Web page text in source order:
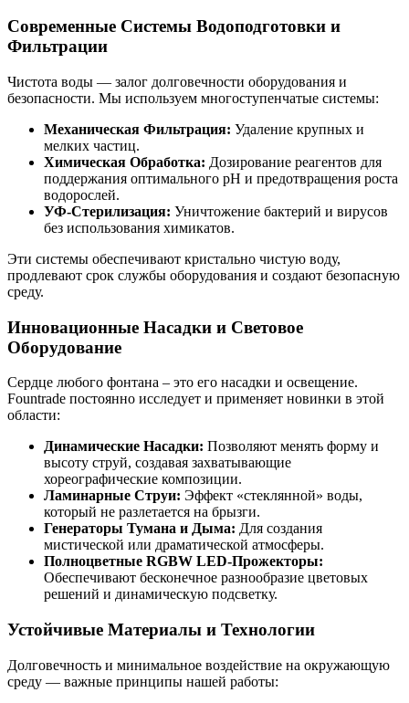
Современные Системы Водоподготовки и
Фильтрации
Чистота воды — залог долговечности оборудования и
безопасности. Мы используем многоступенчатые системы:
Механическая Фильтрация: Удаление крупных и
мелких частиц.
Химическая Обработка: Дозирование реагентов для
поддержания оптимального pH и предотвращения роста
водорослей.
УФ-Стерилизация: Уничтожение бактерий и вирусов
без использования химикатов.
Эти системы обеспечивают кристально чистую воду,
продлевают срок службы оборудования и создают безопасную
среду.
Инновационные Насадки и Световое
Оборудование
Сердце любого фонтана – это его насадки и освещение.
Fountrade постоянно исследует и применяет новинки в этой
области:
Динамические Насадки: Позволяют менять форму и
высоту струй, создавая захватывающие
хореографические композиции.
Ламинарные Струи: Эффект «стеклянной» воды,
который не разлетается на брызги.
Генераторы Тумана и Дыма: Для создания
мистической или драматической атмосферы.
Полноцветные RGBW LED-Прожекторы:
Обеспечивают бесконечное разнообразие цветовых
решений и динамическую подсветку.
Устойчивые Материалы и Технологии
Долговечность и минимальное воздействие на окружающую
среду — важные принципы нашей работы: